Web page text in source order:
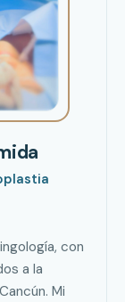
con
a la
Mi